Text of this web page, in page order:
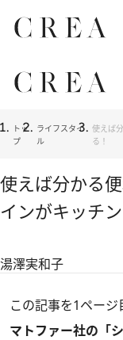
トッ
プ
ライフスタイ
ル
使えば
る！
使えば分かる
インがキッチ
湯澤実和子
この記事を1ページ
マトファー社の「